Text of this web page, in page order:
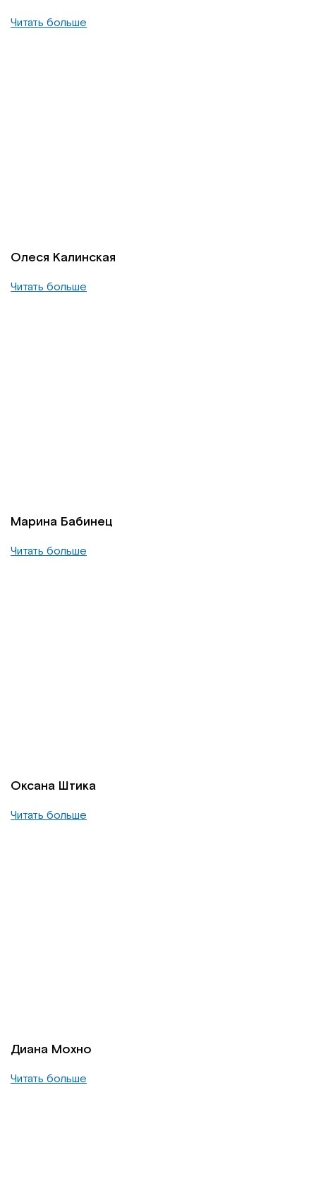
Читать больше
Олеся Калинская
Читать больше
Марина Бабинец
Читать больше
Оксана Штика
Читать больше
Диана Мохно
Читать больше